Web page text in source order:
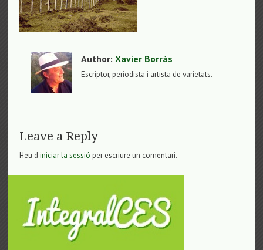
Author:Xavier Borràs
Escriptor, periodista i artista de varietats.
Leave a Reply
Heu d'iniciar la sessió per escriure un comentari.